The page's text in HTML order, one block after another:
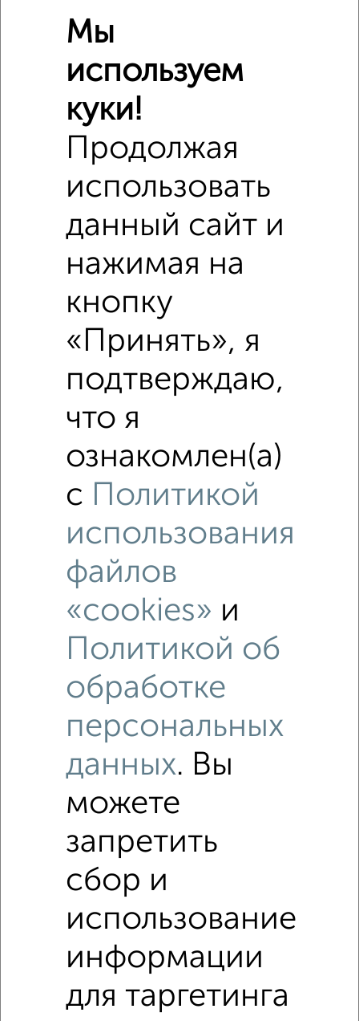
Можно с детьми
Расположение, инфраструктура рядом
Поликлиники
Банкоматы
Фитнес Кафе
Похожие предложения рядом
Коттеджи недалеко от 3-я Заимка
Рядом, с меньшей ценой
Коттеджи
Поиск по схожим параметрам:
Мы
используем
куки!
Продолжая
использовать
данный сайт и
нажимая на
кнопку
«Принять», я
подтверждаю,
что я
ознакомлен(а)
с Политикой
использования
файлов
«cookies» и
Политикой об
обработке
персональных
данных. Вы
можете
запретить
сбор и
использование
информации
для таргетинга